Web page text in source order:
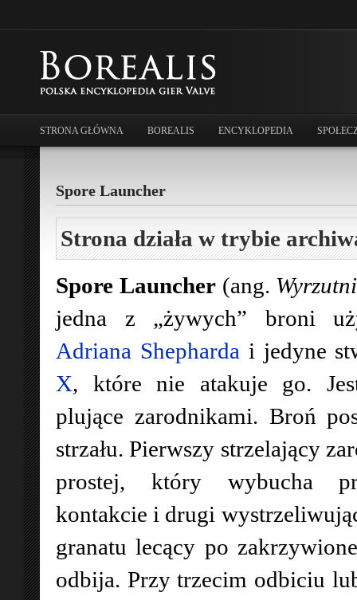
STRONA GŁÓWNA BOREALIS ENCYKLOPEDIA
Spore Launcher
Strona działa w trybie
Spore Launcher(ang.
jedna z „żywych” broni
Adriana Shepharda i jedyne
X, które nie atakuje go.
plujące zarodnikami. Broń
strzału. Pierwszy strzelający
prostej, który wybucha
kontakcie i drugi
granatu lecący po
odbija. Przy trzecim odbiciu